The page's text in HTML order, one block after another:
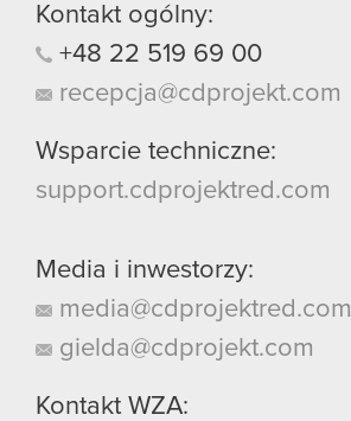
Kontakt ogólny:
+48 22 519 69 00
recepcja@cdprojekt.com
Wsparcie techniczne:
support.cdprojektred.com
Media i inwestorzy:
media@cdprojektred.com
gielda@cdprojekt.com
Kontakt WZA: